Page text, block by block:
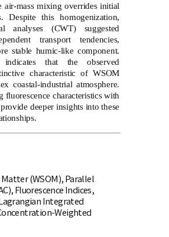
air-mass mixing overrides initial
Despite this homogenization,
analyses (CWT) suggested
transport tendencies,
stable humic-like component.
that the observed
characteristic of WSOM
coastal-industrial atmosphere.
fluorescence characteristics with
deeper insights into these
(WSOM),Parallel
,Fluorescence Indices,
Integrated
Weighted